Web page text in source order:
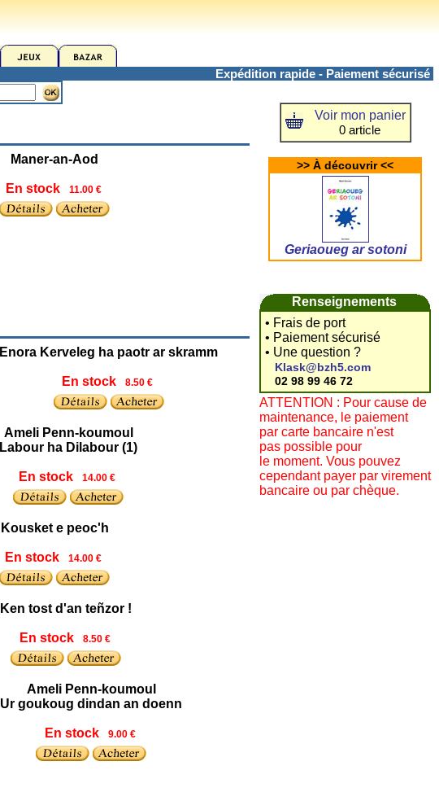
Expédition rapide - Paiement sécurisé
Maner-an-Aod
En stock 11.00 €
Enora Kerveleg ha paotr ar skramm
En stock 8.50 €
Ameli Penn-koumoul
Labour ha Dilabour (1)
En stock 14.00 €
Kousket e peoc'h
En stock 14.00 €
Ken tost d'an teñzor !
En stock 8.50 €
Ameli Penn-koumoul
Ur goukoug dindan an doenn
En stock 9.00 €
Voir mon panier
0 article
>> À découvrir <<
Geriaoueg ar sotoni
Renseignements
• Frais de port
• Paiement sécurisé
• Une question ?
Klask@bzh5.com
02 98 99 46 72
ATTENTION : Pour cause de
maintenance, le paiement
par carte bancaire n'est
pas possible pour
le moment. Vous pouvez
cependant payer par virement
bancaire ou par chèque.